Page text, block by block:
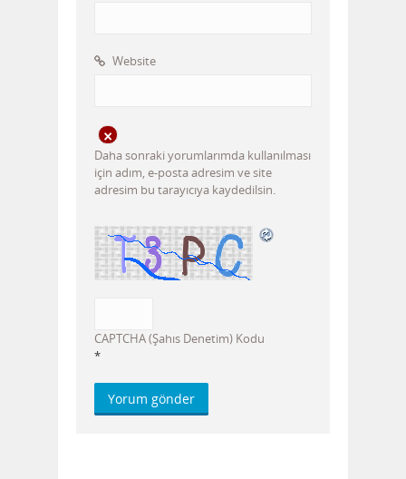
Website
Daha sonraki yorumlarımda kullanılması
için adım, e-posta adresim ve site
adresim bu tarayıcıya kaydedilsin.
CAPTCHA (Şahıs Denetim) Kodu
*